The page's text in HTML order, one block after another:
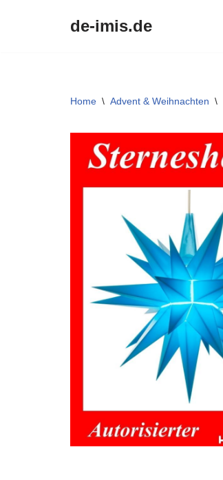
de-imis.de
Home \ Advent & Weihnachten \